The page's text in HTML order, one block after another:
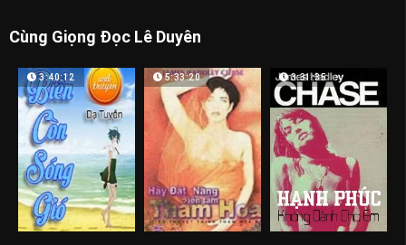
Cùng Giọng Đọc Lê Duyên
3:40:12 5:33:20 3:31:35